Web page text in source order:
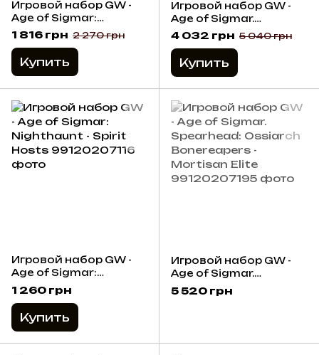
Игровой набор GW -
Age of Sigmar:
Ossiarch Bonereapers
- Mortek Guard
1 816 грн 2 270 грн
Купить
Игровой набор GW -
Age of Sigmar.
Dawnbringers: Flesh-
eater Courts - Jerrions
Delegation
4 032 грн 5 040 грн
Купить
Игровой набор GW -
Age of Sigmar:
Nighthaunt - Spirit
1 260 грн
Купить
Игровой набор GW -
Age of Sigmar.
Spearhead: Ossiarch
Bonereapers -
5 520 грн